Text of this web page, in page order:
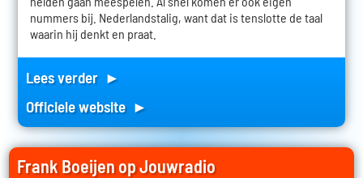
nummers bij. Nederlandstalig, want dat is tenslotte de taal
waarin hij denkt en praat.
Lees verder ►
Officiele website ►
Frank Boeijen op Jouwradio